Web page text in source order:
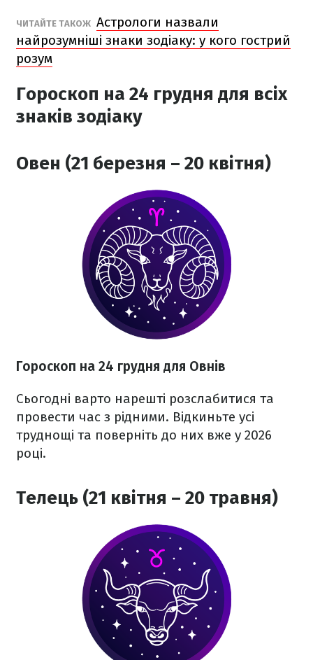
ЧИТАЙТЕ ТАКОЖ Астрологи назвали
найрозумніші знаки зодіаку: у кого гострий
розум
Гороскоп на 24 грудня для всіх
знаків зодіаку
Овен (21 березня – 20 квітня)
Гороскоп на 24 грудня для Овнів
Сьогодні варто нарешті розслабитися та
провести час з рідними. Відкиньте усі
труднощі та поверніть до них вже у 2026
році.
Телець (21 квітня – 20 травня)